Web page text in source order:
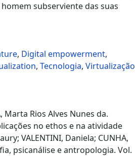
subserviente das suas
, Digital empowerment,
, Tecnologia, Virtualização
Marta Rios Alves Nunes da.
no ethos e na atividade
VALENTINI, Daniela; CUNHA,
psicanálise e antropologia. Vol.